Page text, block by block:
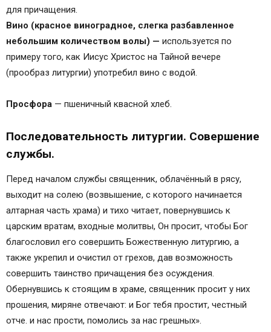
для причащения.
Вино (красное виноградное, слегка разбавленное
небольшим количеством волы) — используется по
примеру того, как Иисус Христос на Тайной вечере
(прообраз литургии) употребил вино с водой.
Просфора — пшеничный квасной хлеб.
Последовательность литургии. Совершение
службы.
Перед началом службы священник, облачённый в рясу,
выходит на солею (возвышение, с которого начинается
алтарная часть храма) и тихо читает, повернувшись к
царским вратам, входные молитвы, Он просит, чтобы Бог
благословил его совершить Божественную литургию, а
также укрепил и очистил от грехов, дав возможность
совершить таинство причащения без осуждения.
Обернувшись к стоящим в храме, священник просит у них
прошения, миряне отвечают: и Бог тебя простит, честный
отче. и нас прости, помолись за нас грешных».